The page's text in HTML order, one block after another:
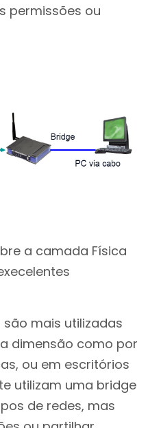
permissões ou
a camada Física
mais utilizadas
dimensão como por
ou em escritórios
utilizam uma bridge
de redes, mas